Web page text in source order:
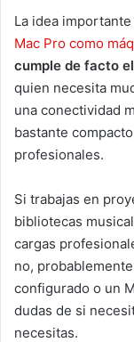
La idea
Mac Pro como
cumple de facto
quien necesita
una conectividad
bastante
profesionales.
Si trabajas en
bibliotecas
cargas
no,
configurado o un
dudas de si
necesitas.